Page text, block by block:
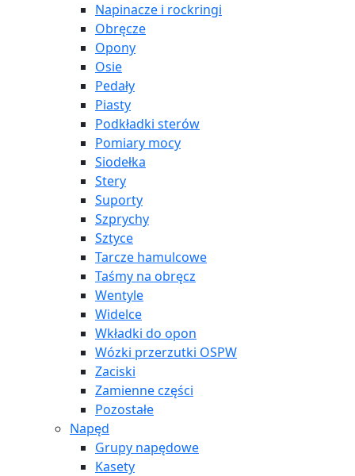
Napinacze i rockringi
Obręcze
Opony
Osie
Pedały
Piasty
Podkładki sterów
Pomiary mocy
Siodełka
Stery
Suporty
Szprychy
Sztyce
Tarcze hamulcowe
Taśmy na obręcz
Wentyle
Widelce
Wkładki do opon
Wózki przerzutki OSPW
Zaciski
Zamienne części
Pozostałe
Napęd
Grupy napędowe
Kasety